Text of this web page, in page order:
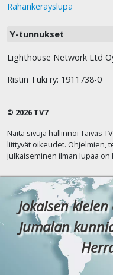
Rahankeräyslupa
Y-tunnukset
Lighthouse Network Ltd
Ristin Tuki ry: 1911738-0
© 2026 TV7
Näitä sivuja hallinnoi Taivas
liittyvät oikeudet. Ohjelmien,
julkaiseminen ilman lupaa on
Jokaisen
Jumalan